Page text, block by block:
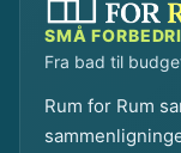
SMÅ
Fra bad til
Rum for Rum